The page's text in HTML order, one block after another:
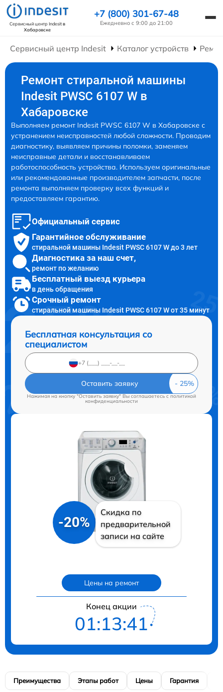
Сервисный центр Indesitв
Хабаровске
+7 (800) 301-67-48
Ежедневно с 9:00 до 21:00
Сервисный центр Indesit Каталог устройств
Ремонт стиральной машины
Indesit PWSC 6107 W в
Хабаровске
Выполняем ремонт Indesit PWSC 6107 W в Хабаровске с
устранением неисправностей любой сложности. Проводим
диагностику, выявляем причины поломки, заменяем
неисправные детали и восстанавливаем
работоспособность устройства. Используем оригинальные
или рекомендованные производителем запчасти, после
ремонта выполняем проверку всех функций и
предоставляем гарантию.
Официальный сервис
Гарантийное обслуживание
стиральной машины Indesit PWSC 6107 W до 3 лет
Диагностика за наш счет,
ремонт по желанию
Бесплатный выезд курьера
в день обращения
Срочный ремонт
стиральной машины Indesit PWSC 6107 W от 35 минут
Бесплатная консультация со
специалистом
Оставить заявку
Нажимая на кнопку "Оставить заявку" Вы соглашаетесь cполитикой
конфиденциальности
-20%
Скидка по
предварительной
записи на сайте
Цены на ремонт
Конец акции
01:13:40
Преимущества Этапы работ Цены Гарантия